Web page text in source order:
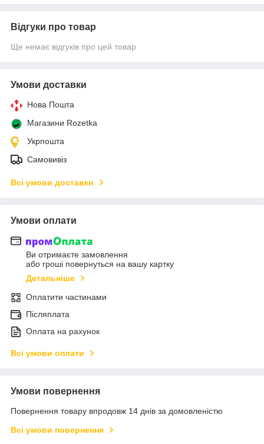
Відгуки про товар
Ще немає відгуків про цей товар
Умови доставки
Нова Пошта
Магазини Rozetka
Укрпошта
Самовивіз
Всі умови доставки
Умови оплати
Ви отримаєте замовлення
або гроші повернуться на вашу картку
Детальніше
Оплатити частинами
Післяплата
Оплата на рахунок
Всі умови оплати
Умови повернення
Повернення товару впродовж 14 днів за домовленістю
Всі умови повернення